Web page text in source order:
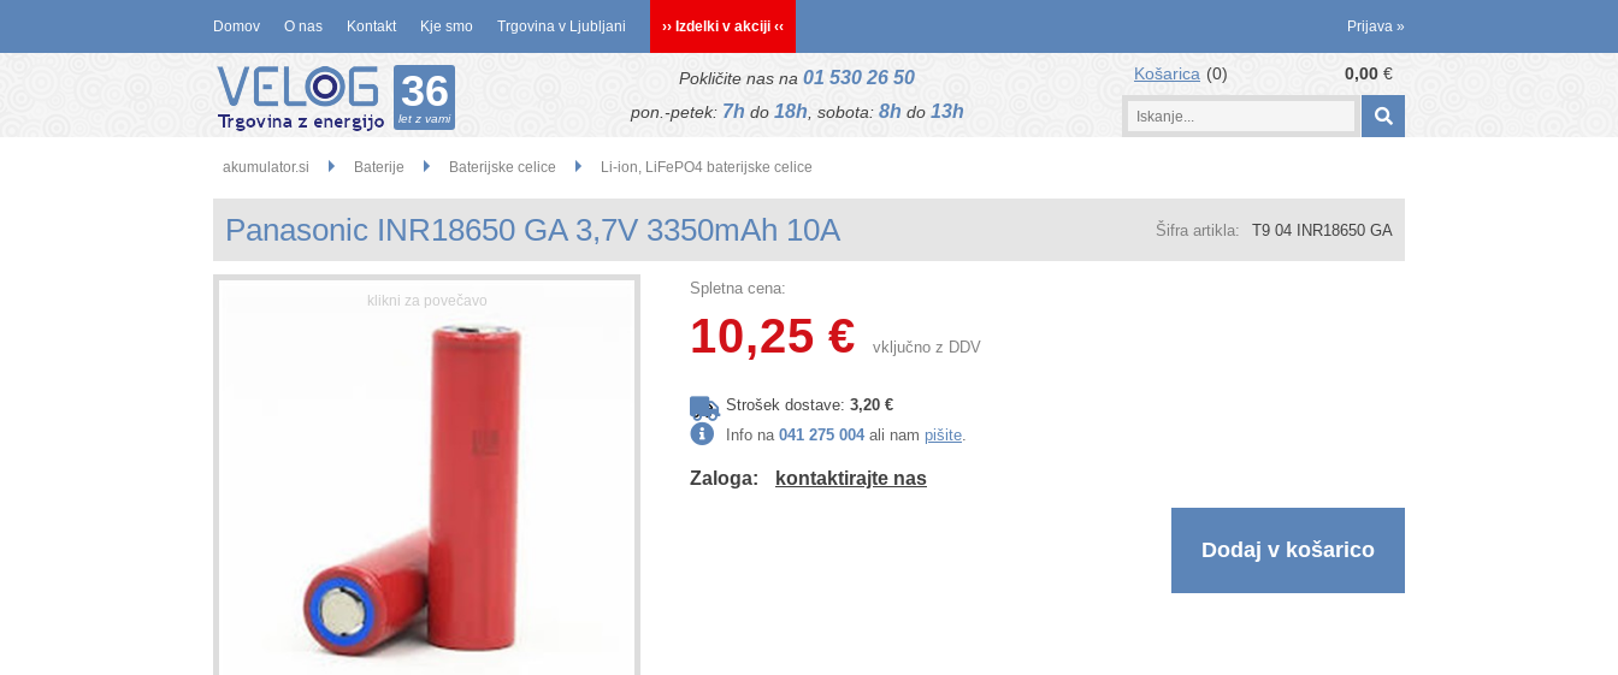
Domov O nas Kontakt Kje smo Trgovina v Ljubljani ›› Izdelki v akciji ‹‹ Prijava »
Košarica 0 0,00 €
36
let z vami
Pokličite nas na 01 530 26 50
pon.-petek: 7h do 18h , sobota: 8h do 13h
akumulator.si Baterije Baterijske celice Li-ion, LiFePO4 baterijske celice
Panasonic INR18650 GA 3,7V 3350mAh 10A
Spletna cena:
10,25 € vključno z DDV
Šifra artikla: T9 04 INR18650 GA
Strošek dostave: 3,20 €
Info na 041 275 004ali nam pišite.
Zaloga: kontaktirajte nas
Dodaj v košarico